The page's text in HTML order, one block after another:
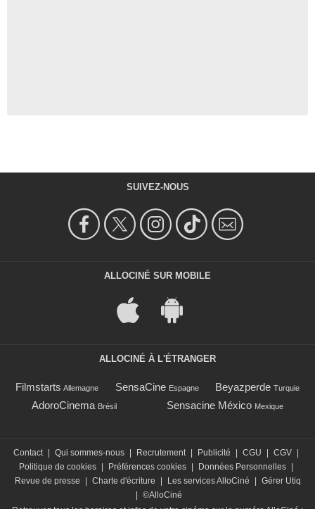
SUIVEZ-NOUS
ALLOCINÉ SUR MOBILE
ALLOCINÉ À L'ÉTRANGER
Filmstarts Allemagne SensaCine Espagne Beyazperde Turquie
AdoroCinema Brésil Sensacine México Mexique
Contact | Qui sommes-nous | Recrutement | Publicité | CGU | CGV |
Politique de cookies | Préférences cookies | Données Personnelles |
Revue de presse
| Charte d'écriture | Les services AlloCiné | Gérer Utiq
| ©AlloCiné